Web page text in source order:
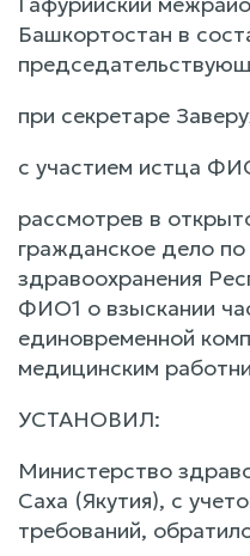
Башкортостан в
при секретаре
с участием истца
рассмотрев в
гражданское дело
здравоохранения
ФИО1 о взыскании
единовременной
медицинским
УСТАНОВИЛ:
Министерство
Саха (Якутия), с
требований,